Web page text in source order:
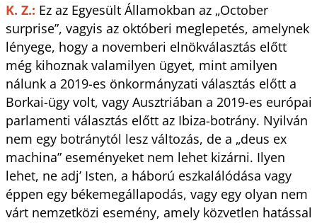
K. Z.: Ez az Egyesült Államokban az „October
surprise”, vagyis az októberi meglepetés, amelynek
lényege, hogy a novemberi elnökválasztás előtt
még kihoznak valamilyen ügyet, mint amilyen
nálunk a 2019-es önkormányzati választás előtt a
Borkai-ügy volt, vagy Ausztriában a 2019-es európai
parlamenti választás előtt az Ibiza-botrány. Nyilván
nem egy botránytól lesz változás, de a „deus ex
machina” eseményeket nem lehet kizárni. Ilyen
lehet, ne adj’ Isten, a háború eszkalálódása vagy
éppen egy békemegállapodás, vagy egy olyan nem
várt nemzetközi esemény, amely közvetlen hatással